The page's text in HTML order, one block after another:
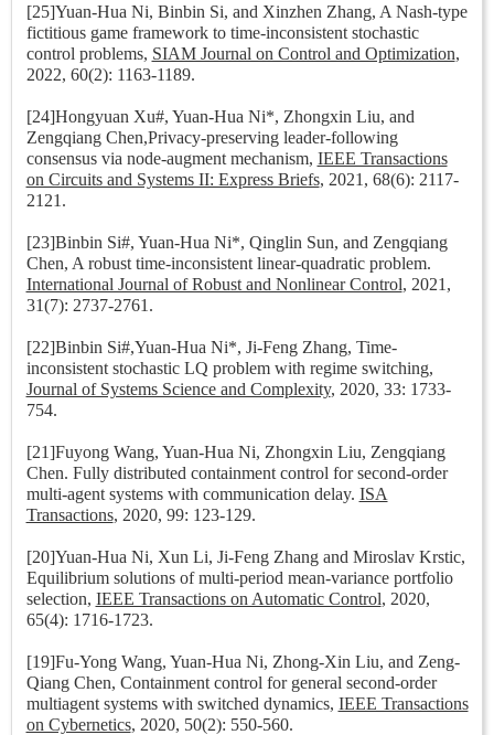
[25]Yuan-Hua Ni, Binbin Si, and Xinzhen Zhang, A Nash-type
fictitious game framework to time-inconsistent stochastic
control problems, SIAM Journal on Control and Optimization,
2022, 60(2): 1163-1189.
[24]Hongyuan Xu#, Yuan-Hua Ni*, Zhongxin Liu, and
Zengqiang Chen,Privacy-preserving leader-following
consensus via node-augment mechanism, IEEE Transactions
on Circuits and Systems II: Express Briefs, 2021, 68(6): 2117-
2121.
[23]Binbin Si#, Yuan-Hua Ni*, Qinglin Sun, and Zengqiang
Chen, A robust time-inconsistent linear-quadratic problem.
International Journal of Robust and Nonlinear Control, 2021,
31(7): 2737-2761.
[22]Binbin Si#,Yuan-Hua Ni*, Ji-Feng Zhang, Time-
inconsistent stochastic LQ problem with regime switching,
Journal of Systems Science and Complexity, 2020, 33: 1733-
754.
[21]Fuyong Wang, Yuan-Hua Ni, Zhongxin Liu, Zengqiang
Chen. Fully distributed containment control for second-order
multi-agent systems with communication delay. ISA
Transactions, 2020, 99: 123-129.
[20]Yuan-Hua Ni, Xun Li, Ji-Feng Zhang and Miroslav Krstic,
Equilibrium solutions of multi-period mean-variance portfolio
selection, IEEE Transactions on Automatic Control, 2020,
65(4): 1716-1723.
[19]Fu-Yong Wang, Yuan-Hua Ni, Zhong-Xin Liu, and Zeng-
Qiang Chen, Containment control for general second-order
multiagent systems with switched dynamics, IEEE Transactions
on Cybernetics, 2020, 50(2): 550-560.